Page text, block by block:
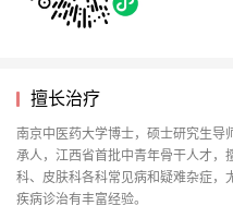
擅长治疗
南京中医药大学博士，硕士研究生
承人，江西省首批中青年骨干人才，
科、皮肤科各科常见病和疑难杂症，
疾病诊治有丰富经验。